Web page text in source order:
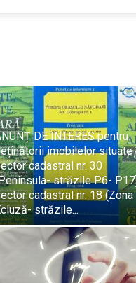
DE INTERES pentru
imobilelor situate
cadastral nr. 30
străzile P6-
cadastral nr. 18 (Zona
străzile...